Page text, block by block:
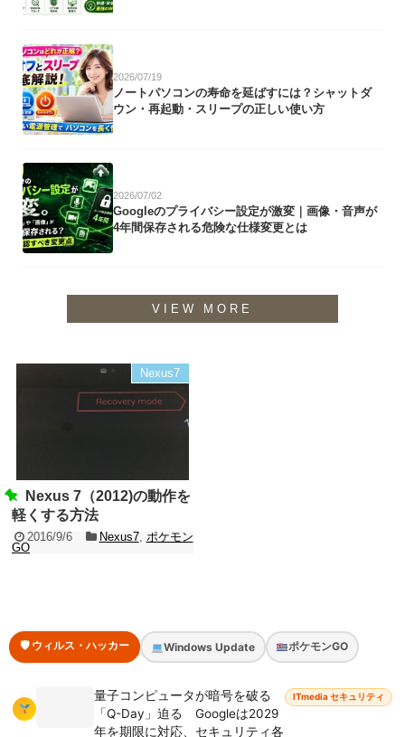
2026/07/19
ノートパソコンの寿命を延ばすには？シャットダ
ウン・再起動・スリープの正しい使い方
2026/07/02
Googleのプライバシー設定が激変｜画像・音声が
4年間保存される危険な仕様変更とは
VIEW MORE
Nexus7
Nexus 7（2012)の動作を
軽くする方法
2016/9/6 Nexus7, ポケモン
GO
🛡 ウィルス・ハッカー Windows Update ポケモンGO
量子コンピュータが暗号を破る
「Q-Day」迫る Googleは2029
年を期限に対応、セキュリティ各
ITmedia セキュリティ